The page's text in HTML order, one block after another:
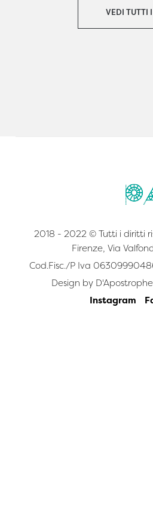
VEDI TUTTI
2018 - 2022 © Tutti i diritti
Firenze, Via
Cod.Fisc./P Iva
Design by D'Apostrophe
Instagram